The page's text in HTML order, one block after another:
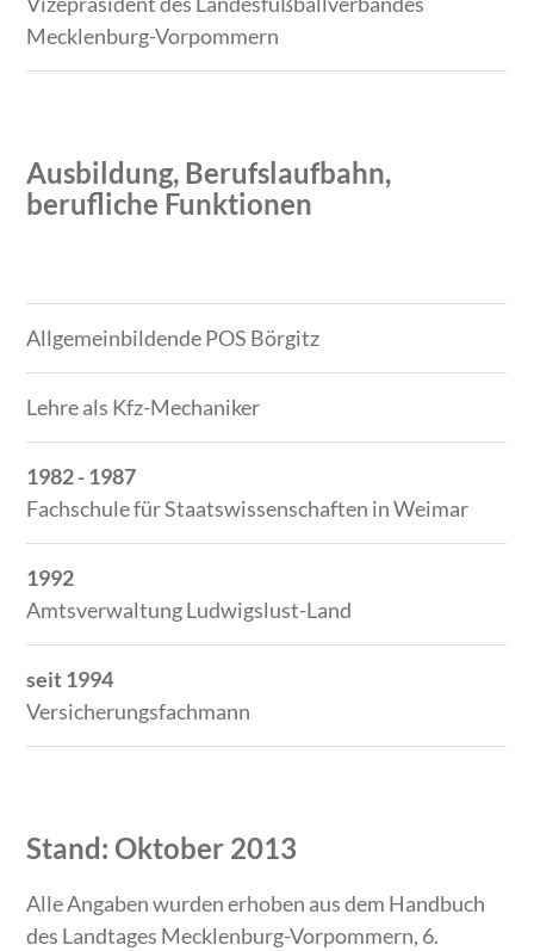
Mecklenburg-Vorpommern
Ausbildung, Berufslaufbahn,
berufliche Funktionen
Zeitraum
Tätigkeit
Allgemeinbildende POS Börgitz
Lehre als Kfz-Mechaniker
1982 - 1987
Fachschule für Staatswissenschaften in Weimar
1992
Amtsverwaltung Ludwigslust-Land
seit 1994
Versicherungsfachmann
Stand: Oktober 2013
Alle Angaben wurden erhoben aus dem Handbuch
des Landtages Mecklenburg-Vorpommern, 6.